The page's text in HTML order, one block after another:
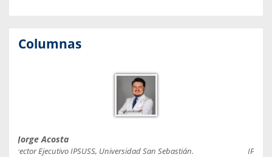
Columnas
Jorge Acosta
Director Ejecutivo IPSUSS, Universidad San Sebastián.